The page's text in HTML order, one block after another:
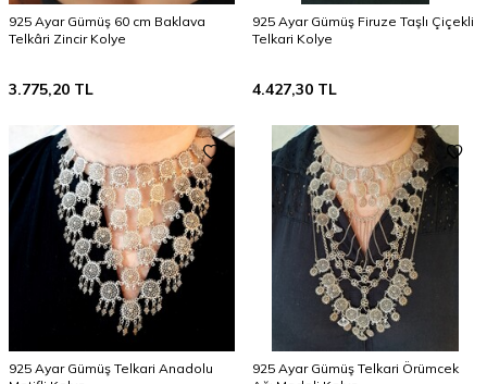
925 Ayar Gümüş 60 cm Baklava
Telkâri Zincir Kolye
3.775,20 TL
925 Ayar Gümüş Firuze Taşlı Çiçekli
Telkari Kolye
4.427,30 TL
925 Ayar Gümüş Telkari Anadolu
925 Ayar Gümüş Telkari Örümcek